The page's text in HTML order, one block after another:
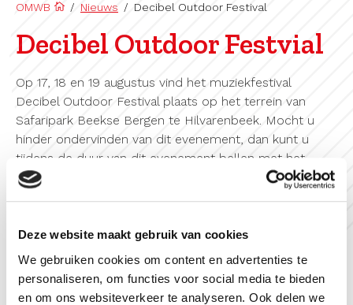
Deze website maakt gebruik van cookies
We gebruiken cookies om content en advertenties te
personaliseren, om functies voor social media te bieden
en om ons websiteverkeer te analyseren. Ook delen we
OMWB / Nieuws / Decibel Outdoor Festival
Decibel Outdoor Festvial
Op 17, 18 en 19 augustus vind het muziekfestival
Decibel Outdoor Festival plaats op het terrein van
Safaripark Beekse Bergen te Hilvarenbeek. Mocht u
hinder ondervinden van dit evenement, dan kunt u
tijdens de duur van dit evenement bellen met het
speciaal voor dit evenement opengestelde
uitgevoerd in opdracht van de gemeente Hilvarenbeek.
Ondanks dat getoetst wordt aan de
geluidgrenswaarden van de vergunning, kunt u mogelijk
toch geluidhinder ondervinden.